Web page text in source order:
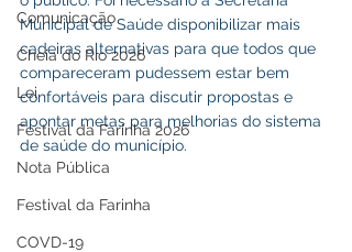
Comunicação
Cheia do Rio 2026
Lei
Festival da Farinha 2026
Nota Pública
Festival da Farinha
COVD-19
Municipal de Saúde disponibilizar mais
cadeiras alternativas para que todos que
compareceram pudessem estar bem
confortáveis para discutir propostas e
apontar metas para melhorias do sistema
de saúde do município.